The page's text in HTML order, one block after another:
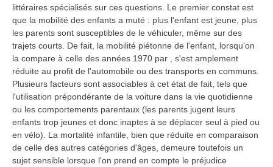
littéraires spécialisés sur ces questions. Le premier constat est
que la mobilité des enfants a muté : plus l'enfant est jeune, plus
les parents sont susceptibles de le véhiculer, même sur des
trajets courts. De fait, la mobilité piétonne de l'enfant, lorsqu'on
la compare à celle des années 1970 par , s'est amplement
réduite au profit de l'automobile ou des transports en communs.
Plusieurs facteurs sont associables à cet état de fait, tels que
l'utilisation prépondérante de la voiture dans la vie quotidienne
ou les comportements parentaux (les parents jugent leurs
enfants trop jeunes et donc inaptes à se déplacer seul à pied ou
en vélo). La mortalité infantile, bien que réduite en comparaison
de celle des autres catégories d'âges, demeure toutefois un
sujet sensible lorsque l'on prend en compte le préjudice